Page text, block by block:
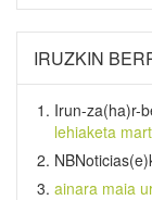
IRUZKIN
Irun-za(ha)r-
lehiaketa
NBNoticias
ainara maia